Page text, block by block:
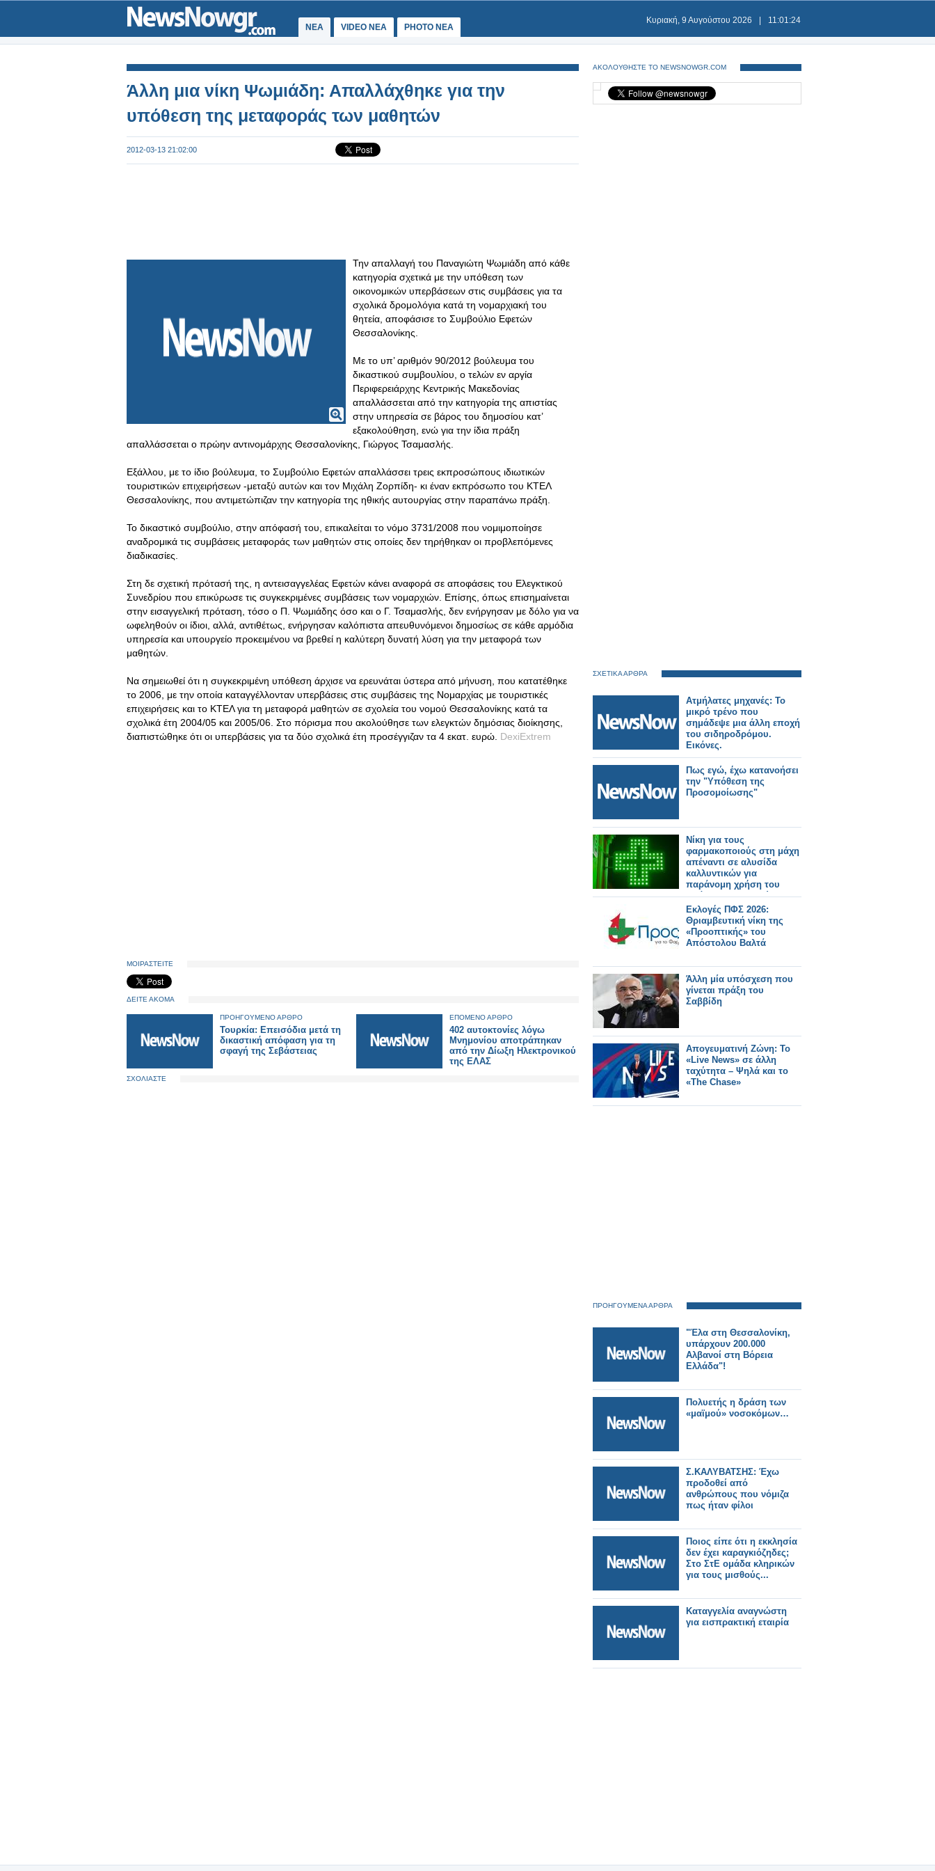
ΝΕΑ VIDEO NEA PHOTO NEA
Κυριακή, 9 Αυγούστου 2026 11:01:25
Άλλη μια νίκη Ψωμιάδη: Απαλλάχθηκε για την
υπόθεση της μεταφοράς των μαθητών
2012-03-13 21:02:00
Την απαλλαγή του Παναγιώτη Ψωμιάδη από κάθε
κατηγορία σχετικά με την υπόθεση των
οικονομικών υπερβάσεων στις συμβάσεις για τα
σχολικά δρομολόγια κατά τη νομαρχιακή του
θητεία, αποφάσισε το Συμβούλιο Εφετών
Θεσσαλονίκης.
Με το υπ’ αριθμόν 90/2012 βούλευμα του
δικαστικού συμβουλίου, ο τελών εν αργία
Περιφερειάρχης Κεντρικής Μακεδονίας
απαλλάσσεται από την κατηγορία της απιστίας
στην υπηρεσία σε βάρος του δημοσίου κατ’
εξακολούθηση, ενώ για την ίδια πράξη
απαλλάσσεται ο πρώην αντινομάρχης Θεσσαλονίκης, Γιώργος Τσαμασλής.
Εξάλλου, με το ίδιο βούλευμα, το Συμβούλιο Εφετών απαλλάσσει τρεις εκπροσώπους ιδιωτικών
τουριστικών επιχειρήσεων -μεταξύ αυτών και τον Μιχάλη Ζορπίδη- κι έναν εκπρόσωπο του ΚΤΕΛ
Θεσσαλονίκης, που αντιμετώπιζαν την κατηγορία της ηθικής αυτουργίας στην παραπάνω πράξη.
Το δικαστικό συμβούλιο, στην απόφασή του, επικαλείται το νόμο 3731/2008 που νομιμοποίησε
αναδρομικά τις συμβάσεις μεταφοράς των μαθητών στις οποίες δεν τηρήθηκαν οι προβλεπόμενες
διαδικασίες.
Στη δε σχετική πρότασή της, η αντεισαγγελέας Εφετών κάνει αναφορά σε αποφάσεις του Ελεγκτικού
Συνεδρίου που επικύρωσε τις συγκεκριμένες συμβάσεις των νομαρχιών. Επίσης, όπως επισημαίνεται
στην εισαγγελική πρόταση, τόσο ο Π. Ψωμιάδης όσο και ο Γ. Τσαμασλής, δεν ενήργησαν με δόλο για να
ωφεληθούν οι ίδιοι, αλλά, αντιθέτως, ενήργησαν καλόπιστα απευθυνόμενοι δημοσίως σε κάθε αρμόδια
υπηρεσία και υπουργείο προκειμένου να βρεθεί η καλύτερη δυνατή λύση για την μεταφορά των
μαθητών.
Να σημειωθεί ότι η συγκεκριμένη υπόθεση άρχισε να ερευνάται ύστερα από μήνυση, που κατατέθηκε
το 2006, με την οποία καταγγέλλονταν υπερβάσεις στις συμβάσεις της Νομαρχίας με τουριστικές
επιχειρήσεις και το ΚΤΕΛ για τη μεταφορά μαθητών σε σχολεία του νομού Θεσσαλονίκης κατά τα
σχολικά έτη 2004/05 και 2005/06. Στο πόρισμα που ακολούθησε των ελεγκτών δημόσιας διοίκησης,
διαπιστώθηκε ότι οι υπερβάσεις για τα δύο σχολικά έτη προσέγγιζαν τα 4 εκατ. ευρώ. DexiExtrem
ΜΟΙΡΑΣΤΕΙΤΕ
ΔΕΙΤΕ ΑΚΟΜΑ
ΠΡΟΗΓΟΥΜΕΝΟ ΑΡΘΡΟ
Τουρκία: Επεισόδια μετά τη
δικαστική απόφαση για τη
σφαγή της Σεβάστειας
ΕΠΟΜΕΝΟ ΑΡΘΡΟ
402 αυτοκτονίες λόγω
Μνημονίου αποτράπηκαν
από την Δίωξη Ηλεκτρονικού
της ΕΛΑΣ
ΣΧΟΛΙΑΣΤΕ
ΑΚΟΛΟΥΘΗΣΤΕ ΤΟ NEWSNOWGR.COM
ΣΧΕΤΙΚΑ ΑΡΘΡΑ
Ατμήλατες μηχανές: Το
μικρό τρένο που
σημάδεψε μια άλλη εποχή
του σιδηροδρόμου.
Εικόνες.
Πως εγώ, έχω κατανοήσει
την "Υπόθεση της
Προσομοίωσης"
Νίκη για τους
φαρμακοποιούς στη μάχη
απέναντι σε αλυσίδα
καλλυντικών για
παράνομη χρήση του
πράσινου σταυρού
Εκλογές ΠΦΣ 2026:
Θριαμβευτική νίκη της
«Προοπτικής» του
Απόστολου Βαλτά
Άλλη μία υπόσχεση που
γίνεται πράξη του
Σαββίδη
Απογευματινή Ζώνη: Το
«Live News» σε άλλη
ταχύτητα – Ψηλά και το
«The Chase»
ΠΡΟΗΓΟΥΜΕΝΑ ΑΡΘΡΑ
"Έλα στη Θεσσαλονίκη,
υπάρχουν 200.000
Αλβανοί στη Βόρεια
Ελλάδα"!
Πολυετής η δράση των
«μαϊμού» νοσοκόμων…
Σ.ΚΑΛΥΒΑΤΣΗΣ: Έχω
προδοθεί από
ανθρώπους που νόμιζα
πως ήταν φίλοι
Ποιος είπε ότι η εκκλησία
δεν έχει καραγκιόζηδες;
Στο ΣτΕ ομάδα κληρικών
για τους μισθούς...
Καταγγελία αναγνώστη
για εισπρακτική εταιρία